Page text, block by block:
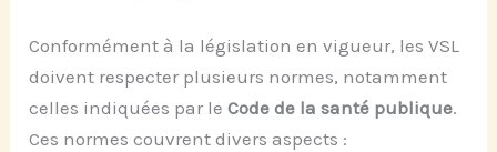
Conformément à la législation en vigueur, les VSL
doivent respecter plusieurs normes, notamment
celles indiquées par leCode de la santé publique.
Ces normes couvrent divers aspects :